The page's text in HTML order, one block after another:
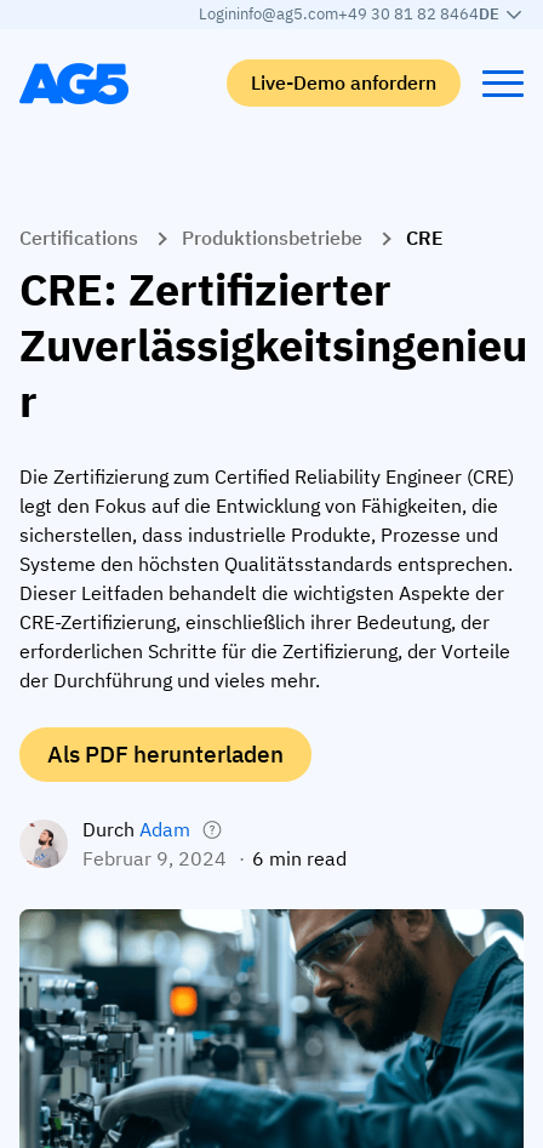
Logininfo@ag5.com+49 30 81 82 8464DE
Live-Demo anfordern
Qualifikationsmatrix
Kompetenzmatrix
Kompetenzbibliothek
Mitarbeiter
Mitarbeiterprofile
Schulungshistorie
Zertifikate & Lizenzen
Frontline Skills App
Schulungsanforderungen
Mitarbeiterbereitschaft
Audit-Trails
Einblicke
Kompetenzlücken-Analysen
Schulungseffektivität
ansehen
Nach branche
Automobilbranche
Nahrungsmittelbranche
Alle Branchen anzeigen
Nach Rollen
Ausbildungskoordinator
Betriebsleiter
ICT-Manager
Automobilbranche
Adient
Rogers
KLM Cargo
Base Logistics
Lebensmittelproduktion
Intersnack
Syngenta
Chemische Industrie
Ashland
Verpackung
Canpack
Vista
Lernen
AG5 Blog-Beiträge
White papers
Support
Customer Success
Wissensdatenbank
AG5-Status
Unterstützung
Über uns
Kontaktieren Sie uns
Certifications Produktionsbetriebe CRE
CRE: Zertifizierter
Zuverlässigkeitsingenieu
r
Die Zertifizierung zum Certified Reliability Engineer (CRE)
legt den Fokus auf die Entwicklung von Fähigkeiten, die
sicherstellen, dass industrielle Produkte, Prozesse und
Systeme den höchsten Qualitätsstandards entsprechen.
Dieser Leitfaden behandelt die wichtigsten Aspekte der
CRE-Zertifizierung, einschließlich ihrer Bedeutung, der
erforderlichen Schritte für die Zertifizierung, der Vorteile
der Durchführung und vieles mehr.
Als PDF herunterladen
Durch Adam
Februar 9, 2024
6 min read